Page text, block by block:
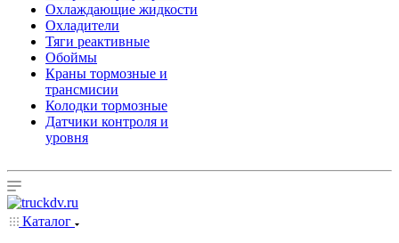
Охлаждающие жидкости
Охладители
Тяги реактивные
Обоймы
Краны тормозные и
трансмисии
Колодки тормозные
Датчики контроля и
уровня
Каталог